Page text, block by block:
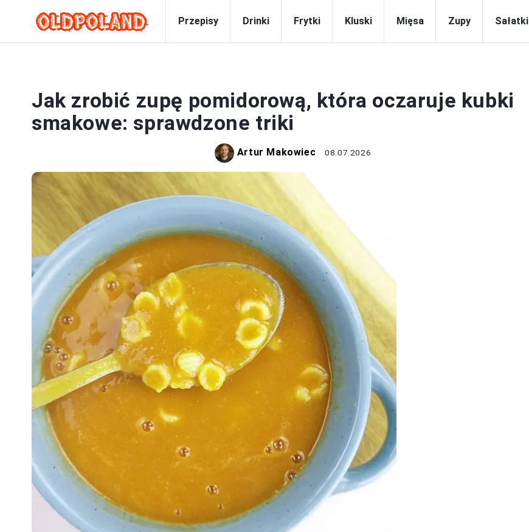
Przepisy Drinki Frytki Kluski Mięsa Zupy Sałatki
Jak zrobić zupę pomidorową, która oczaruje kubki
smakowe: sprawdzone triki
Artur Makowiec 08.07.2026